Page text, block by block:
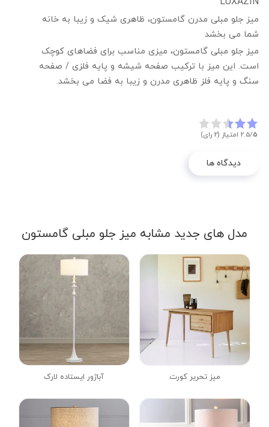
میز جلو مبلی مدرن گامستون، ظاهری شیک و زیبا به خانه
شما می بخشد
میز جلو مبلی گامستون، میزی مناسب برای فضاهای کوچک
است. این میز با ترکیب صفحه شیشه و پایه فلزی / صفحه
سنگ و پایه فلز ظاهری مدرن و زیبا به فضا می بخشد.
2.5/5 امتیاز (2 رای)
دیدگاه ها
مدل های جدید مشابه میز جلو مبلی گامستون
میز تحریر کورت آباژور ایستاده لارک